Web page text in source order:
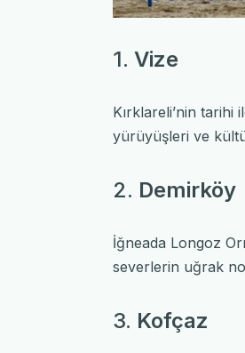
1. Vize
Kırklareli’nin
yürüyüşleri ve
2. Demirköy
İğneada Longoz
severlerin uğrak
3. Kofçaz